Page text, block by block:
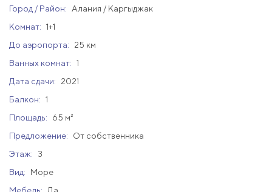
Город / Район:
Алания / Каргыджак
Комнат: 1+1
До аэропорта:
25 км
Ванных комнат: 1
Дата сдачи:
2021
Балкон: 1
Площадь:
65 м²
Предложение:
От собственника
Этаж:
3
Вид:
Море